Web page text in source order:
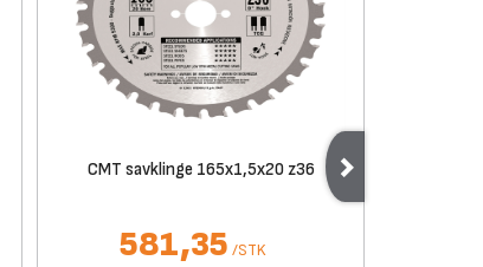
CMT savklinge 165x1,5x20 z36
581,35 /STK